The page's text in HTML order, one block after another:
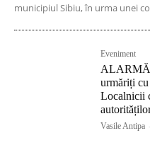
municipiul Sibiu, în urma unei
Eveniment
ALARMĂ
urmăriți
Localnicii
Vasile Antipa